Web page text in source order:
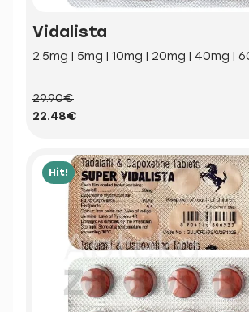
Vidalista
2.5mg | 5mg | 10mg | 20mg | 40mg |
29.90€
22.48€
Hit!